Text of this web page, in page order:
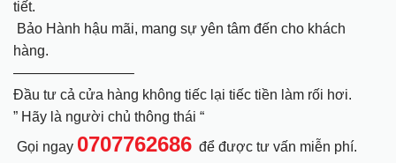
tiết.
Bảo Hành hậu mãi, mang sự yên tâm đến cho khách
hàng.
————————–
Đầu tư cả cửa hàng không tiếc lại tiếc tiền làm rối hơi.
” Hãy là người chủ thông thái “
Gọi ngay 0707762686 để được tư vấn miễn phí.